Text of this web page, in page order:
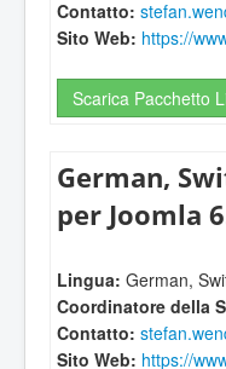
Contatto:
Sito Web: https://
Scarica Pacchetto
German,
per Joomla
Lingua: German,
Coordinatore della
Contatto:
Sito Web: https://